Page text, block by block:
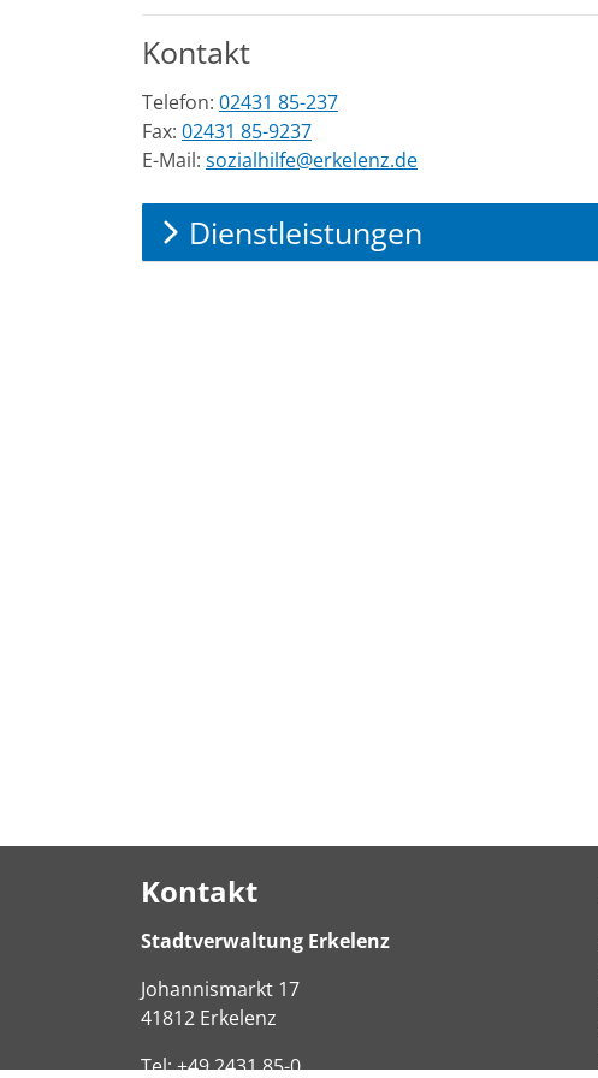
Kontakt
Telefon: 02431 85-237
Fax: 02431 85-9237
E-Mail: sozialhilfe@erkelenz.de
Dienstleistungen
Kontakt
Stadtverwaltung Erkelenz
Johannismarkt 17
41812 Erkelenz
Tel:+49 2431 85-0